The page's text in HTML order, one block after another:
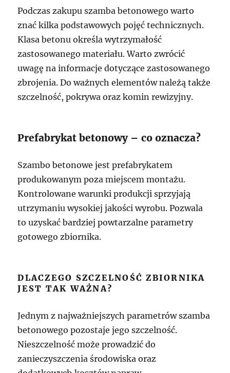
Podczas zakupu szamba betonowego warto
znać kilka podstawowych pojęć technicznych.
Klasa betonu określa wytrzymałość
zastosowanego materiału. Warto zwrócić
uwagę na informacje dotyczące zastosowanego
zbrojenia. Do ważnych elementów należą także
szczelność, pokrywa oraz komin rewizyjny.
Prefabrykat betonowy – co oznacza?
Szambo betonowe jest prefabrykatem
produkowanym poza miejscem montażu.
Kontrolowane warunki produkcji sprzyjają
utrzymaniu wysokiej jakości wyrobu. Pozwala
to uzyskać bardziej powtarzalne parametry
gotowego zbiornika.
DLACZEGO SZCZELNOŚĆ ZBIORNIKA
JEST TAK WAŻNA?
Jednym z najważniejszych parametrów szamba
betonowego pozostaje jego szczelność.
Nieszczelność może prowadzić do
zanieczyszczenia środowiska oraz